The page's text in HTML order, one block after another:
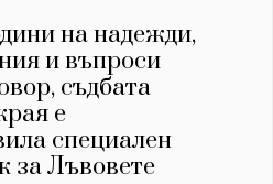
на надежди,
и въпроси
съдбата
е
специален
за Лъвовете